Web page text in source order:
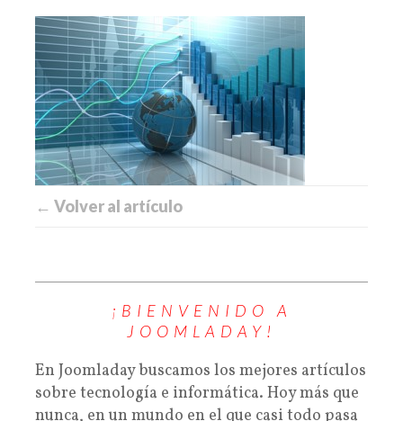
← Volver al artículo
¡BIENVENIDO A
JOOMLADAY!
En Joomladay buscamos los mejores artículos
sobre tecnología e informática. Hoy más que
nunca, en un mundo en el que casi todo pasa